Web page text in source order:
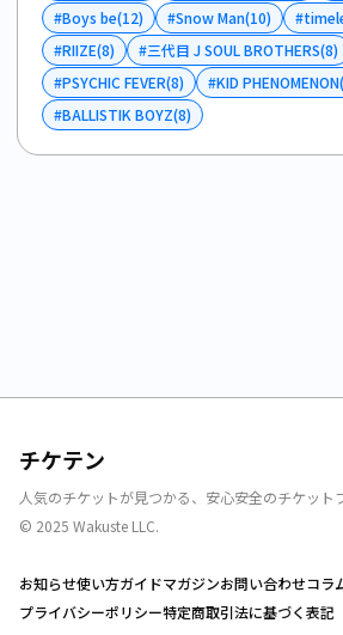
#Boys be(12) #Snow Man(10) #
#RIIZE(8) #三代目 J SOUL BROTHERS(8)
#PSYCHIC FEVER(8) #KID PHENOMENON(
#BALLISTIK BOYZ(8)
チケテン
人気のチケットが見つかる、安心安全のチケット
© 2025 Wakuste LLC.
お知らせ使い方ガイドマガジンお問い合わせコラ
プライバシーポリシー特定商取引法に基づく表記